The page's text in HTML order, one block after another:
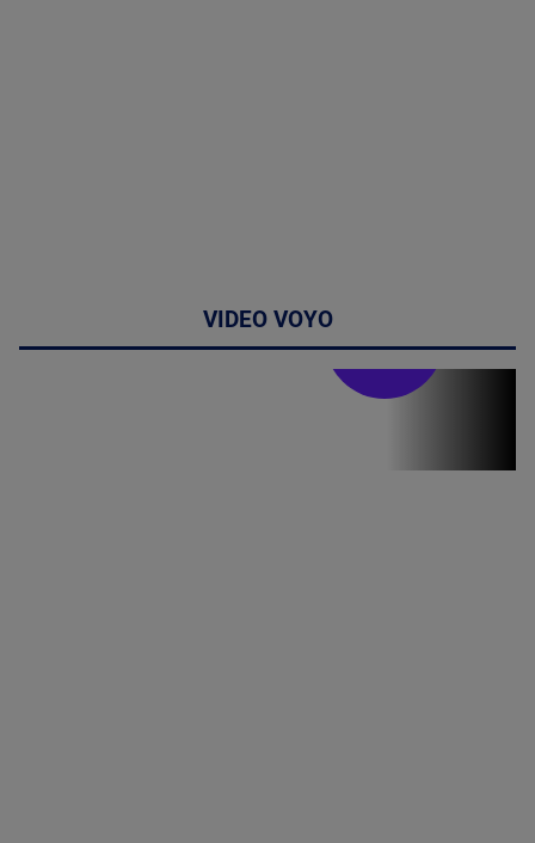
VIDEO VOYO